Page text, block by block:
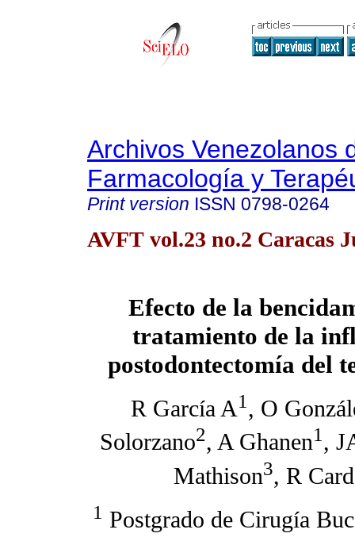
Archivos Venezolanos
Farmacología y
Print version ISSN 0798-0264
AVFT vol.23 no.2 Caracas
Efecto de la
tratamiento de la
postodontectomía del
R García A1 , O
Solorzano2, A Ghanen1 ,
Mathison3, R
1 Postgrado de Cirugía